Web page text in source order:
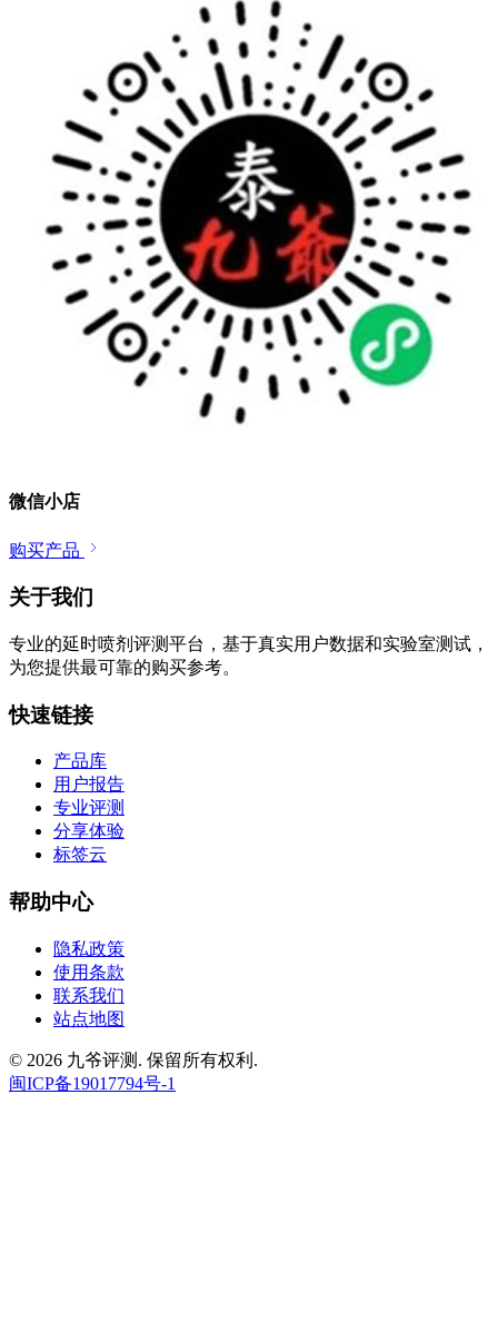
微信小店
购买产品
关于我们
专业的延时喷剂评测平台，基于真实用户数据和实验室测试，
为您提供最可靠的购买参考。
快速链接
产品库
用户报告
专业评测
分享体验
标签云
帮助中心
隐私政策
使用条款
联系我们
站点地图
© 2026 九爷评测. 保留所有权利.
闽ICP备19017794号-1